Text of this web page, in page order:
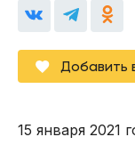
Добавить
15 января 2021